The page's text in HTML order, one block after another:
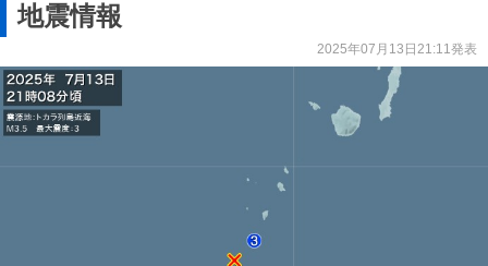
地震情報
2025年07月13日21:11発表